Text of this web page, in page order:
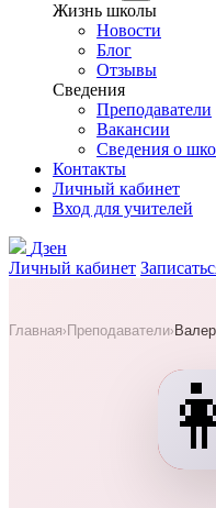
Жизнь школы
Новости
Блог
Отзывы
Сведения
Преподаватели
Вакансии
Сведения о
Контакты
Личный кабинет
Вход для учителей
Дзен
Личный кабинет
Главная› Преподаватели›